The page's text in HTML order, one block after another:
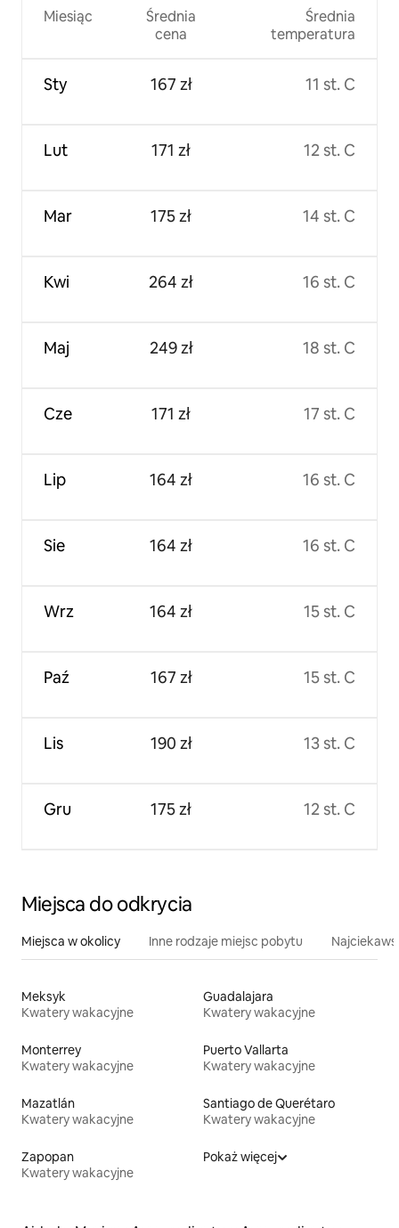
Miesiąc
Sty
Lut
Mar
Kwi
Maj
Cze
Lip
Sie
Wrz
Paź
Lis
Gru
Średnia
cena
167 zł
171 zł
175 zł
264 zł
249 zł
171 zł
164 zł
164 zł
164 zł
167 zł
190 zł
175 zł
Średnia
temperatura
11 st. C
12 st. C
14 st. C
16 st. C
18 st. C
17 st. C
16 st. C
16 st. C
15 st. C
15 st. C
13 st. C
12 st. C
Miejsca do odkrycia
Miejsca w okolicy Inne rodzaje miejsc pobytu
Meksyk
Kwatery wakacyjne
Guadalajara
Kwatery wakacyjne
Monterrey
Kwatery wakacyjne
Puerto Vallarta
Kwatery wakacyjne
Mazatlán
Kwatery wakacyjne
Santiago de Querétaro
Kwatery wakacyjne
Zapopan
Kwatery wakacyjne
Pokaż więcej